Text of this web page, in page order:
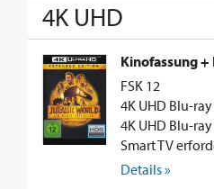
4K UHD
Kinofassung
FSK 12
4K UHD Blu-
4K UHD Blu-
Smart TV
Details »